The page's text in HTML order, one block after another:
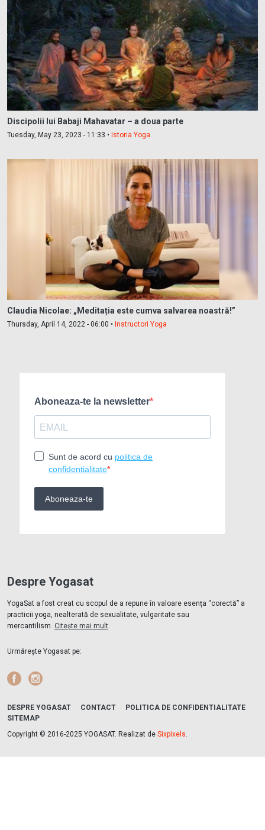
Discipolii lui Babaji Mahavatar – a doua parte
Tuesday, May 23, 2023 - 11:33 • Istoria Yoga
Claudia Nicolae: „Meditația este cumva salvarea noastră!”
Thursday, April 14, 2022 - 06:00 • Instructori Yoga
Despre Yogasat
YogaSat a fost creat cu scopul de a repune în valoare esența “corectă” a
practicii yoga, nealterată de sexualitate, vulgaritate sau
mercantilism. Citește mai mult.
Urmărește Yogasat pe:
Facebook
DESPRE YOGASAT CONTACT
POLITICA DE CONFIDENTIALITATE
SITEMAP
Copyright © 2016-2025 YOGASAT. Realizat de Sixpixels.